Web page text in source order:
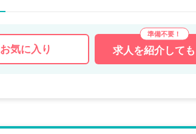
お気に入り 求人を紹介して